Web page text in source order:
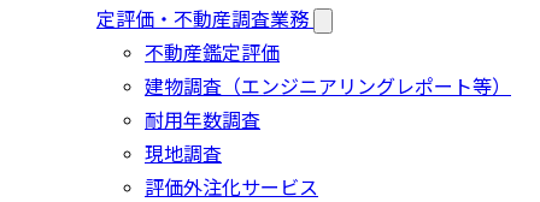
定評価・不動産調査業務
不動産鑑定評価
建物調査（エンジニアリングレポート等）
耐用年数調査
現地調査
評価外注化サービス